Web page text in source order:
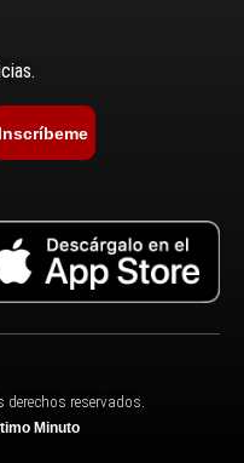
Inscríbeme
reservados.
Minuto